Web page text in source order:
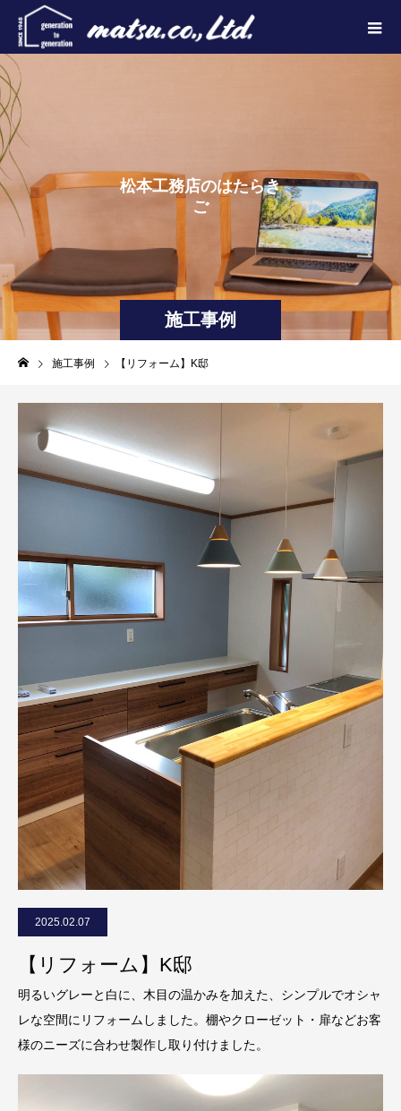
施工事例
松本工務店のはたらき
しま
施工事例 【リフォーム】K邸
2025.02.07
【リフォーム】K邸
明るいグレーと白に、木目の温かみを加えた、シンプルでオシャ
レな空間にリフォームしました。棚やクローゼット・扉などお客
様のニーズに合わせ製作し取り付けました。